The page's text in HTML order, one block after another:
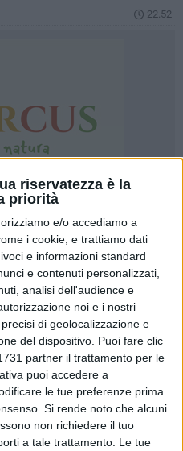
riservatezza è la
priorità
e/o accediamo a
i cookie, e trattiamo dati
e informazioni standard
e contenuti personalizzati,
analisi dell'audience e
noi e i nostri
di geolocalizzazione e
del dispositivo. Puoi fare clic
partner il trattamento per le
puoi accedere a
le tue preferenze prima
Si rende noto che alcuni
non richiedere il tuo
a tale trattamento. Le tue
22.52
è stato ritrovato pochi
che sarebbe dovuta
San Giacomo, periferia
da tanti stranieri.
il cadavere sarebbe stato
stabile. Le testimonianze
un uomo di circa 60 anni di